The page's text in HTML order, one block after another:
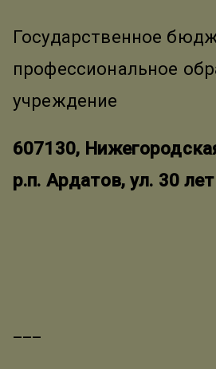
Государственное
профессиональное
учреждение
607130,
р.п. Ардатов, ул. 30